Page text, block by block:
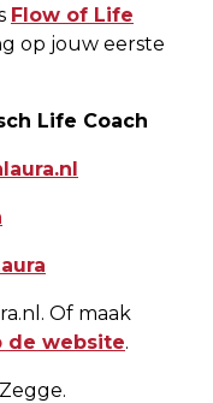
Flow of Life
op jouw eerste
Life Coach
. Of maak
de website.